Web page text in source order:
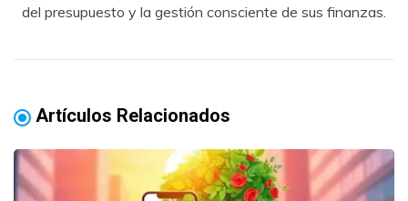
del presupuesto y la gestión consciente de sus finanzas.
Artículos Relacionados